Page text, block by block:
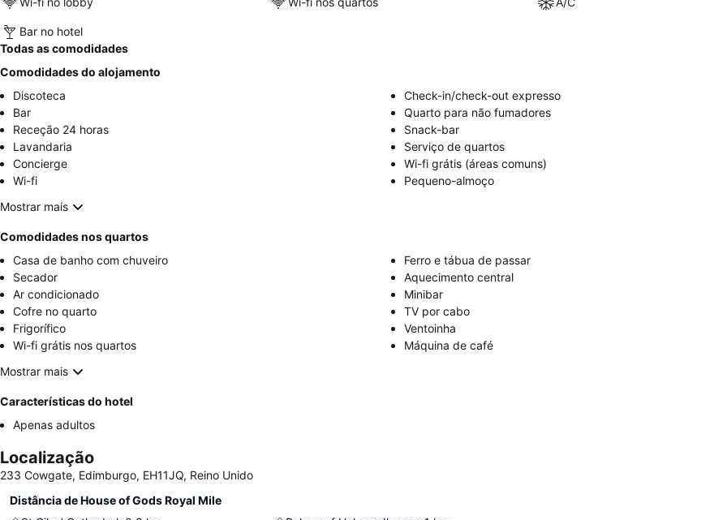
Bar no hotel
Todas as comodidades
Comodidades do alojamento
Discoteca
Check-in/check-out expresso
Bar
Quarto para não fumadores
Receção 24 horas
Snack-bar
Lavandaria
Serviço de quartos
Concierge
Wi-fi grátis (áreas comuns)
Wi-fi
Pequeno-almoço
Mostrar mais
Comodidades nos quartos
Casa de banho com chuveiro
Ferro e tábua de passar
Secador
Aquecimento central
Ar condicionado
Minibar
Cofre no quarto
TV por cabo
Frigorífico
Ventoinha
Wi-fi grátis nos quartos
Máquina de café
Mostrar mais
Características do hotel
Apenas adultos
Localização
233 Cowgate, Edimburgo, EH11JQ, Reino Unido
Distância de House of Gods Royal Mile